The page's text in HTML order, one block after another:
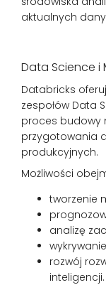
aktualnych
Data Science i
Databricks
zespołów Data
proces budowy
przygotowania
produkcyjnych.
Możliwości
tworzenie
analizę
rozwój
inteligencji.